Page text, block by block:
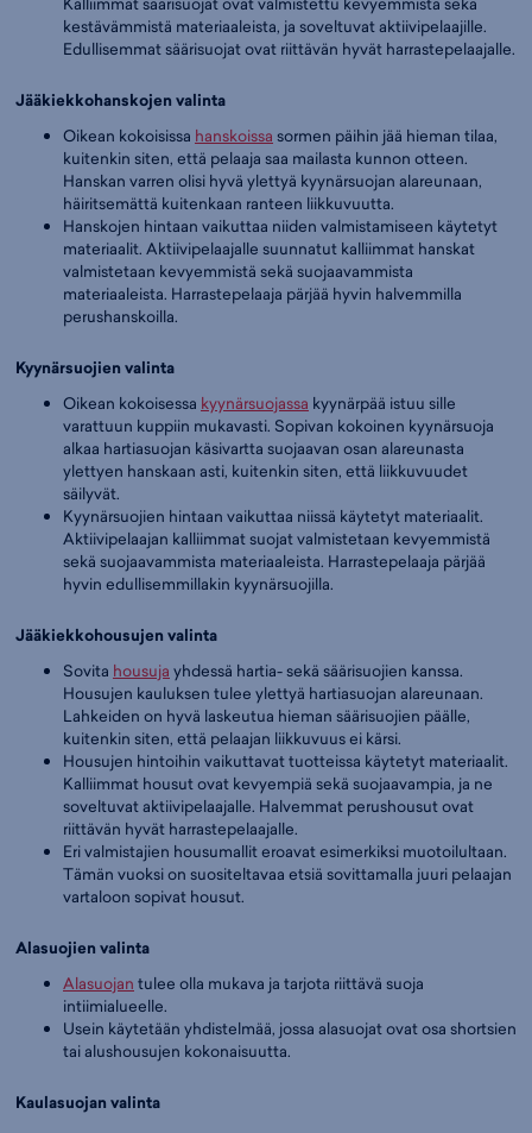
kestävämmistä materiaaleista, ja soveltuvat aktiivipelaajille.
Edullisemmat säärisuojat ovat riittävän hyvät harrastepelaajalle.
Jääkiekkohanskojen valinta
Oikean kokoisissa hanskoissa sormen päihin jää hieman tilaa,
kuitenkin siten, että pelaaja saa mailasta kunnon otteen.
Hanskan varren olisi hyvä ylettyä kyynärsuojan alareunaan,
häiritsemättä kuitenkaan ranteen liikkuvuutta.
Hanskojen hintaan vaikuttaa niiden valmistamiseen käytetyt
materiaalit. Aktiivipelaajalle suunnatut kalliimmat hanskat
valmistetaan kevyemmistä sekä suojaavammista
materiaaleista. Harrastepelaaja pärjää hyvin halvemmilla
perushanskoilla.
Kyynärsuojien valinta
Oikean kokoisessa kyynärsuojassa kyynärpää istuu sille
varattuun kuppiin mukavasti. Sopivan kokoinen kyynärsuoja
alkaa hartiasuojan käsivartta suojaavan osan alareunasta
ylettyen hanskaan asti, kuitenkin siten, että liikkuvuudet
säilyvät.
Kyynärsuojien hintaan vaikuttaa niissä käytetyt materiaalit.
Aktiivipelaajan kalliimmat suojat valmistetaan kevyemmistä
sekä suojaavammista materiaaleista. Harrastepelaaja pärjää
hyvin edullisemmillakin kyynärsuojilla.
Jääkiekkohousujen valinta
Sovita housuja yhdessä hartia- sekä säärisuojien kanssa.
Housujen kauluksen tulee ylettyä hartiasuojan alareunaan.
Lahkeiden on hyvä laskeutua hieman säärisuojien päälle,
kuitenkin siten, että pelaajan liikkuvuus ei kärsi.
Housujen hintoihin vaikuttavat tuotteissa käytetyt materiaalit.
Kalliimmat housut ovat kevyempiä sekä suojaavampia, ja ne
soveltuvat aktiivipelaajalle. Halvemmat perushousut ovat
riittävän hyvät harrastepelaajalle.
Eri valmistajien housumallit eroavat esimerkiksi muotoilultaan.
Tämän vuoksi on suositeltavaa etsiä sovittamalla juuri pelaajan
vartaloon sopivat housut.
Alasuojien valinta
Alasuojan tulee olla mukava ja tarjota riittävä suoja
intiimialueelle.
Usein käytetään yhdistelmää, jossa alasuojat ovat osa shortsien
tai alushousujen kokonaisuutta.
Kaulasuojan valinta